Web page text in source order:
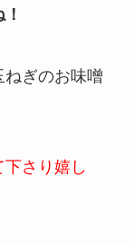
ぎのお味噌
さり嬉し